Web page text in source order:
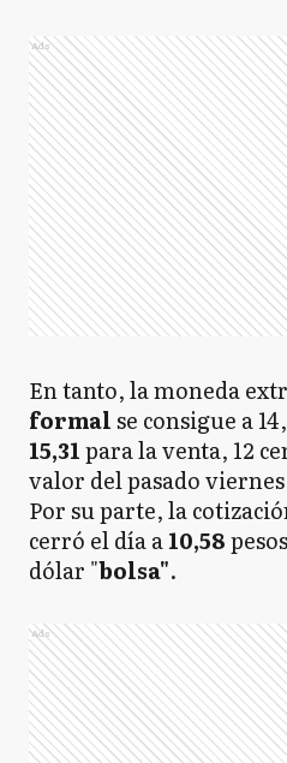
Ads
En tanto, la moneda
formalse consigue a
15,31para la venta, 12
valor del pasado
Por su parte, la
cerró el día a10,58
dólar "bolsa".
Ads